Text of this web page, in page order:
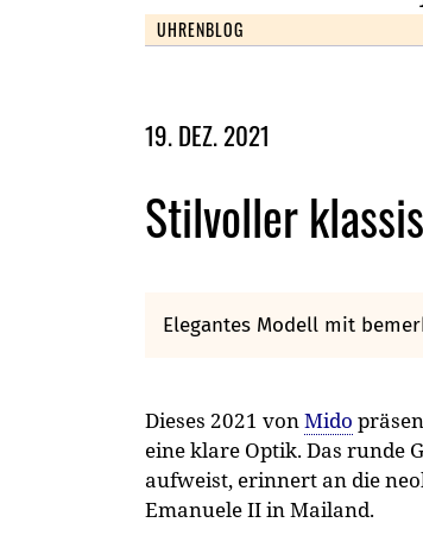
UHRENBLOG
19. DEZ. 2021
Stilvoller
Elegantes Modell mit
Dieses 2021 vonMido
eine klare Optik. Das runde
aufweist, erinnert an die
Emanuele II in Mailand.